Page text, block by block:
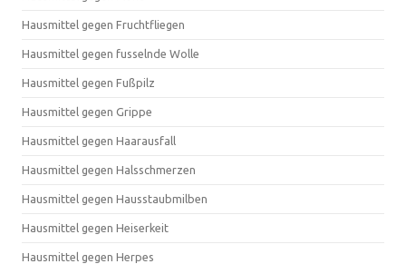
Hausmittel gegen Fruchtfliegen
Hausmittel gegen fusselnde Wolle
Hausmittel gegen Fußpilz
Hausmittel gegen Grippe
Hausmittel gegen Haarausfall
Hausmittel gegen Halsschmerzen
Hausmittel gegen Hausstaubmilben
Hausmittel gegen Heiserkeit
Hausmittel gegen Herpes